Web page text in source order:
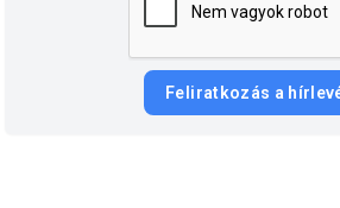
Feliratkozás a